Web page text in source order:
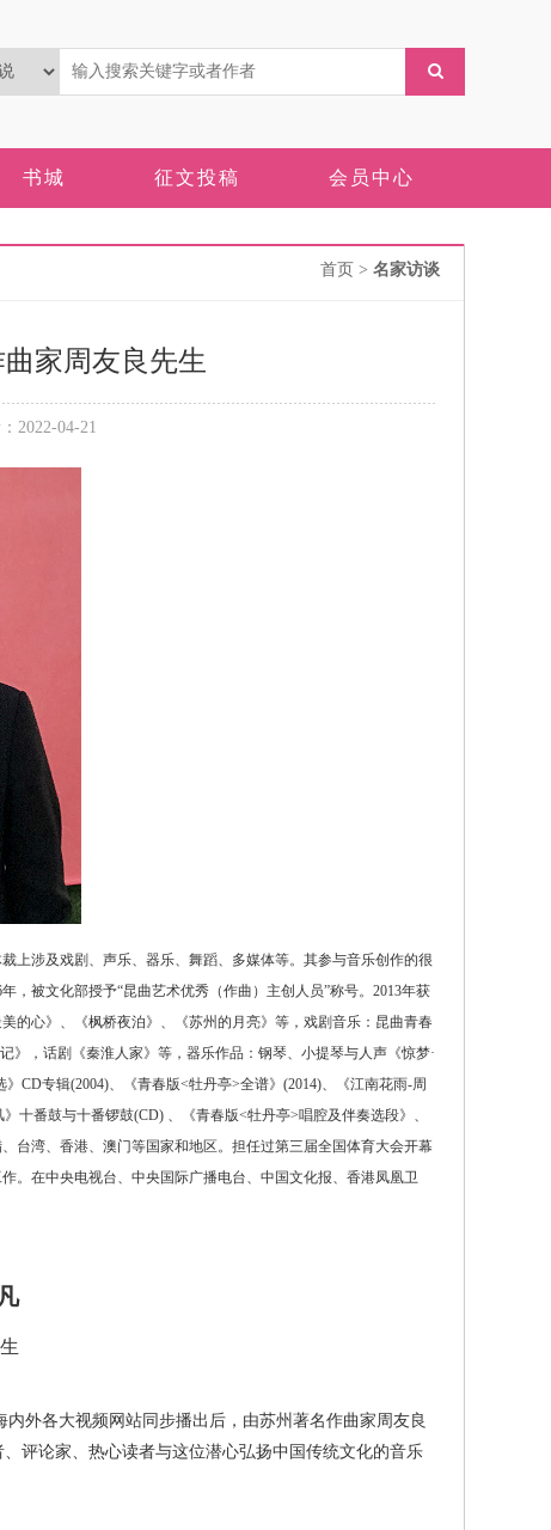
书城 征文投稿 会员中心
首页 > 名家访谈
家周友良先生
04-21
上涉及戏剧、声乐、器乐、舞蹈、多媒体等。其参与音乐创作的很
，被文化部授予“昆曲艺术优秀（作曲）主创人员”称号。2013年获
的心》、《枫桥夜泊》、《苏州的月亮》等，戏剧音乐：昆曲青春
》，话剧《秦淮人家》等，器乐作品：钢琴、小提琴与人声《惊梦·
CD专辑(2004)、《青春版<牡丹亭>全谱》(2014)、《江南花雨-周
十番鼓与十番锣鼓(CD) 、《青春版<牡丹亭>唱腔及伴奏选段》、
台湾、香港、澳门等国家和地区。担任过第三届全国体育大会开幕
。在中央电视台、中央国际广播电台、中国文化报、香港凤凰卫
外各大视频网站同步播出后，由苏州著名作曲家周友良
评论家、热心读者与这位潜心弘扬中国传统文化的音乐